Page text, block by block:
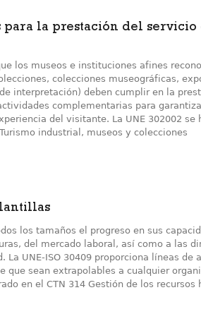
para la prestación del servicio
los museos e instituciones afines
colecciones museográficas,
interpretación) deben cumplir en la
complementarias para
del visitante. La UNE 302002 se
industrial, museos y colecciones
los tamaños el progreso en sus
del mercado laboral, así como a las
UNE-ISO 30409 proporciona líneas de
sean extrapolables a cualquier
en el CTN 314 Gestión de los recursos